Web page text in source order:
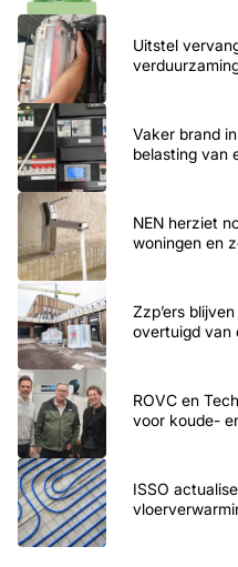
Uitstel
Vaker brand
belasting van
NEN herziet
woningen en
Zzp’ers
overtuigd van
ROVC en
voor koude-
ISSO